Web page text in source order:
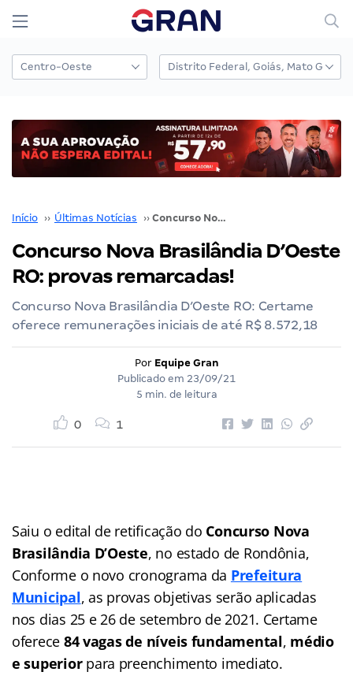
Início ›› Últimas Notícias ›› Concurso Nova Brasilândia D’Oeste RO: provas remarcadas!
Concurso Nova Brasilândia D’Oeste
RO: provas remarcadas!
Concurso Nova Brasilândia D’Oeste RO: Certame
oferece remunerações iniciais de até R$ 8.572,18
Por Equipe Gran
Publicado em 23/09/21
5 min. de leitura
0 1
Saiu o edital de retificação do Concurso Nova
Brasilândia D’Oeste, no estado de Rondônia,
Conforme o novo cronograma da Prefeitura
Municipal, as provas objetivas serão aplicadas
nos dias 25 e 26 de setembro de 2021. Certame
oferece 84 vagasde níveis fundamental, médio
e superiorpara preenchimento imediato.